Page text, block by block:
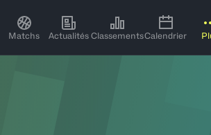
Matchs Actualités ClassementsCalendrier